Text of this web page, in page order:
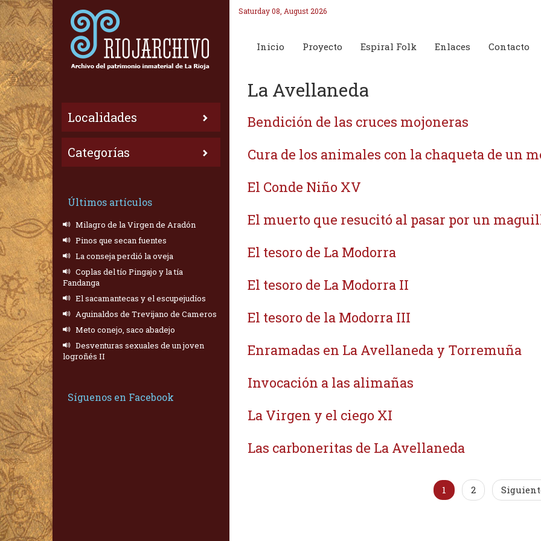
Localidades
Categorías
Últimos artículos
Milagro de la Virgen de Aradón
Pinos que secan fuentes
La conseja perdió la oveja
Coplas del tío Pingajo y la tía
Fandanga
El sacamantecas y el escupejudíos
Aguinaldos de Trevijano de Cameros
Meto conejo, saco abadejo
Desventuras sexuales de un joven
logroñés II
Síguenos en Facebook
Saturday 08, August 2026
Inicio Proyecto Espiral Folk Enlaces Contacto
La Avellaneda
Bendición de las cruces mojoneras
Cura de los animales con la chaqueta de un
El Conde Niño XV
El muerto que resucitó al pasar por un
El tesoro de La Modorra
El tesoro de La Modorra II
El tesoro de la Modorra III
Enramadas en La Avellaneda y Torremuña
Invocación a las alimañas
La Virgen y el ciego XI
Las carboneritas de La Avellaneda
1 2